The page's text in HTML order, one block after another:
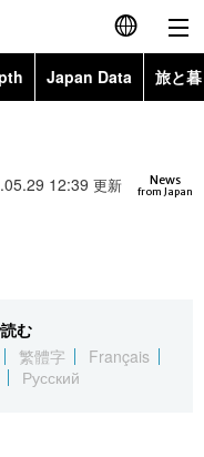
English
繁體字
العربية
Japan Data 旅と
Images
お知らせ
News
from Japan
12:39 更新
む
繁體字
Français
Русский